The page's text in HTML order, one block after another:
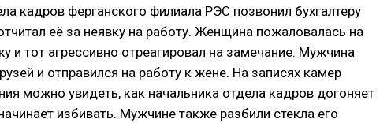
кадров ферганского филиала РЭС позвонил бухгалтеру
её за неявку на работу. Женщина пожаловалась на
и тот агрессивно отреагировал на замечание. Мужчина
и отправился на работу к жене. На записях камер
можно увидеть, как начальника отдела кадров догоняет
избивать. Мужчине также разбили стекла его